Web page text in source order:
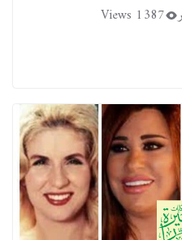
1387 Views